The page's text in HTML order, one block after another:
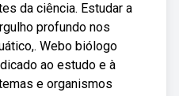
da ciência. Estudar a
profundo nos
Webo biólogo
ao estudo e à
e organismos